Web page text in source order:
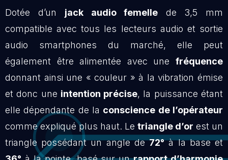
Dotée d’un jack audio femelle de 3,5 mm
compatible avec tous les lecteurs audio et sortie
audio smartphones du marché, elle peut
également être alimentée avec une fréquence
donnant ainsi une « couleur » à la vibration émise
et donc une intention précise, la puissance étant
elle dépendante de la conscience de l’opérateur
comme expliqué plus haut. Le triangle d’or est un
triangle possédant un angle de72°à la base et